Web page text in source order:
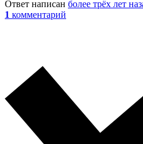
Ответ написан более трёх лет
1 комментарий